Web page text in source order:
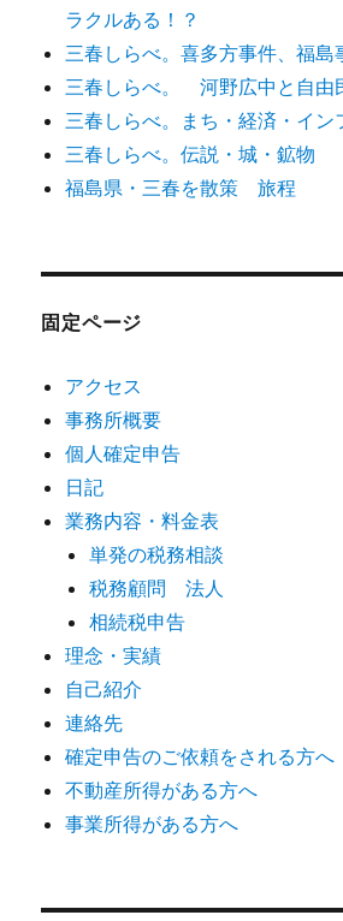
ラクルある！？
三春しらべ。喜多方事件、福島
三春しらべ。 河野広中と自由
三春しらべ。まち・経済・イン
三春しらべ。伝説・城・鉱物
福島県・三春を散策 旅程
固定ページ
アクセス
事務所概要
個人確定申告
日記
業務内容・料金表
単発の税務相談
税務顧問 法人
相続税申告
理念・実績
自己紹介
連絡先
確定申告のご依頼をされる方へ
不動産所得がある方へ
事業所得がある方へ